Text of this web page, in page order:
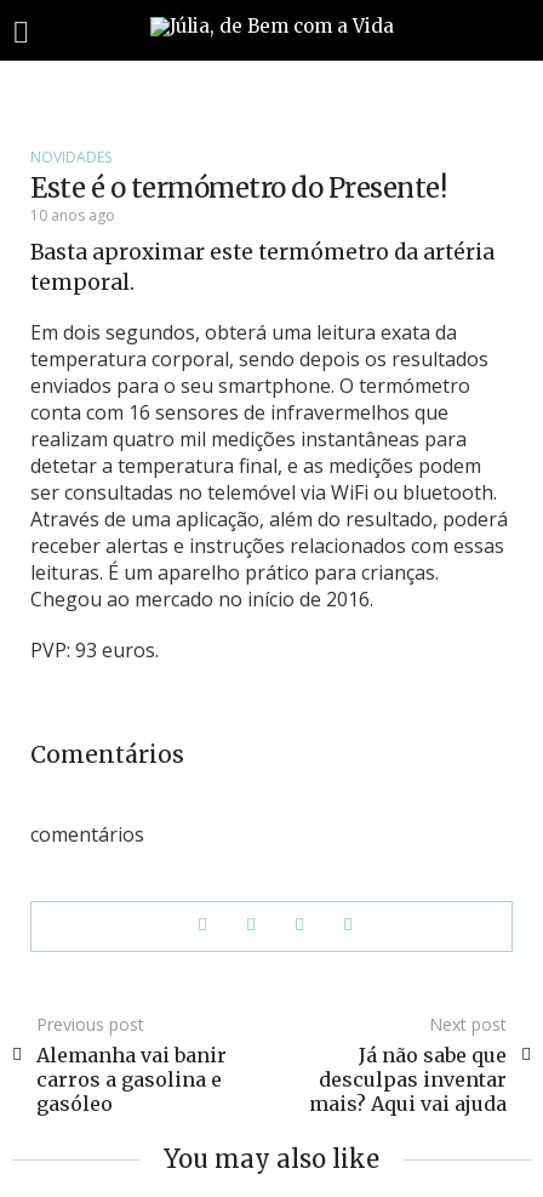
NOVIDADES
Este é o termómetro do Presente!
10 anos ago
Basta aproximar este termómetro da artéria
temporal.
Em dois segundos, obterá uma leitura exata da
temperatura corporal, sendo depois os resultados
enviados para o seu smartphone. O termómetro
conta com 16 sensores de infravermelhos que
realizam quatro mil medições instantâneas para
detetar a temperatura final, e as medições podem
ser consultadas no telemóvel via WiFi ou bluetooth.
Através de uma aplicação, além do resultado, poderá
receber alertas e instruções relacionados com essas
leituras. É um aparelho prático para crianças.
Chegou ao mercado no início de 2016.
PVP: 93 euros.
Comentários
comentários
Previous post
Alemanha vai banir
carros a gasolina e
gasóleo
Next post
Já não sabe que
desculpas inventar
mais? Aqui vai ajuda
You may also like